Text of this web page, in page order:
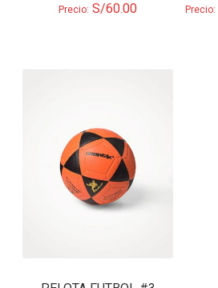
Precio: S/60.00 Precio: